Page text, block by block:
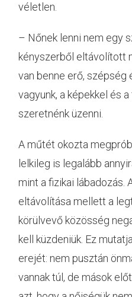
véletlen.
– Nőnek lenni nem egy
kényszerből eltávolított
van benne erő, szépség
vagyunk, a képekkel és
szeretnénk üzenni.
A műtét okozta
lelkileg is legalább
mint a fizikai lábadozás.
eltávolítása mellett a
körülvevő közösség
kell küzdeniük. Ez
erejét: nem pusztán
vannak túl, de mások